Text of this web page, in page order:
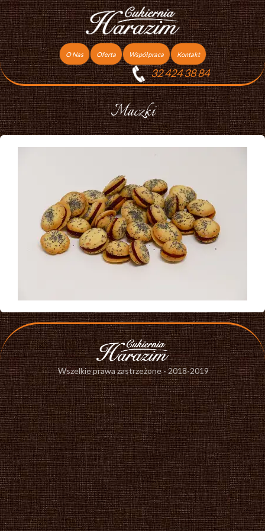
Wszelkie prawa zastrzeżone - 2018-2019
Maczki
O Nas Oferta
Torty
Ciasta
Ciasteczka
Współpraca
Praca
Kontakt
32 424 38 84